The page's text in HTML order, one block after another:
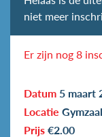
niet meer
Er zijn nog 8
Datum 5 maart
Locatie
Prijs €2.00